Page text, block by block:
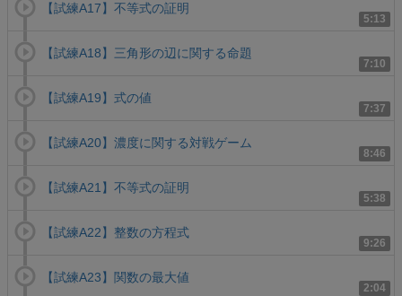
5:13
【試練A17】不等式の証明
7:10
【試練A18】三角形の辺に関する命題
7:37
【試練A19】式の値
8:46
【試練A20】濃度に関する対戦ゲーム
5:38
【試練A21】不等式の証明
9:26
【試練A22】整数の方程式
2:04
【試練A23】関数の最大値